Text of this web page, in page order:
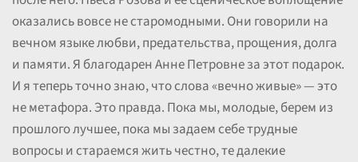
оказались вовсе не старомодными. Они говорили на
вечном языке любви, предательства, прощения, долга
и памяти. Я благодарен Анне Петровне за этот подарок.
И я теперь точно знаю, что слова «вечно живые» — это
не метафора. Это правда. Пока мы, молодые, берем из
прошлого лучшее, пока мы задаем себе трудные
вопросы и стараемся жить честно, те далекие